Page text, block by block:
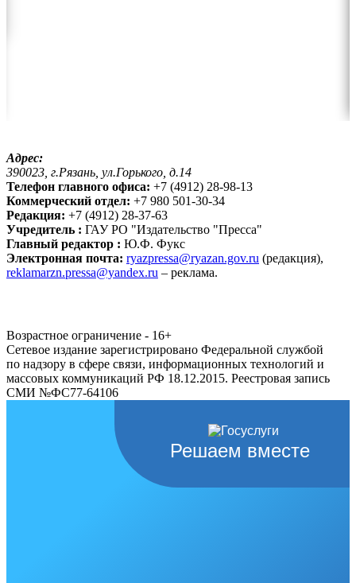
Адрес:
390023, г.Рязань, ул.Горького, д.14
Телефон главного офиса: +7 (4912) 28-98-13
Коммерческий отдел: +7 980 501-30-34
Редакция: +7 (4912) 28-37-63
Учредитель : ГАУ РО "Издательство "Пресса"
Главный редактор : Ю.Ф. Фукс
Электронная почта: ryazpressa@ryazan.gov.ru (редакция),
reklamarzn.pressa@yandex.ru – реклама.
Возрастное ограничение - 16+
Сетевое издание зарегистрировано Федеральной службой
по надзору в сфере связи, информационных технологий и
массовых коммуникаций РФ 18.12.2015. Реестровая запись
СМИ №ФС77-64106
Решаем вместе